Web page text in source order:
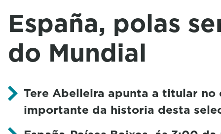
España, polas
do Mundial
Tere Abelleira apunta a titular no
importante da historia desta